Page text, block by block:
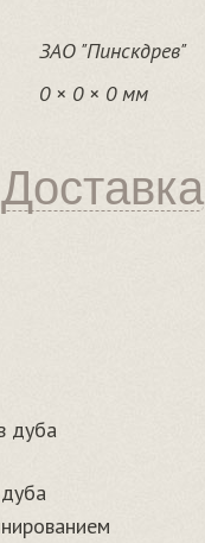
ЗАО "Пинскдрев"
0 × 0 × 0 мм
Доставка
дуба